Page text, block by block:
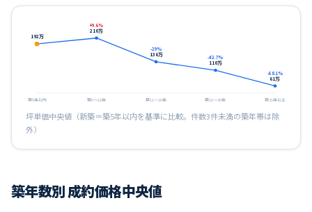
192万
築5年以内
210万
+9.6%
築6〜10年
136万
-29%
築11〜20年
110万
-42.7%
築21〜30年
61万
-68.1 %
築31年以上
坪単価中央値（新築＝築5年以内を基準に比較。件数3件未満の築年帯は除
外）
築年数別 成約価格中央値